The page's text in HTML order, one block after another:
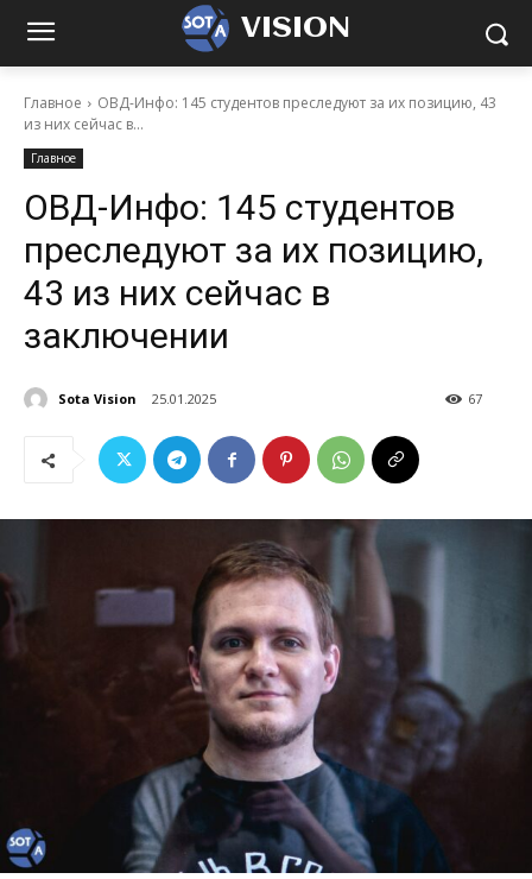
VISION
Главное
ОВД-Инфо: 145 студентов преследуют за их позицию, 43
из них сейчас в...
Главное
ОВД-Инфо: 145 студентов
преследуют за их позицию,
43 из них сейчас в
заключении
Sota Vision 25.01.2025 67